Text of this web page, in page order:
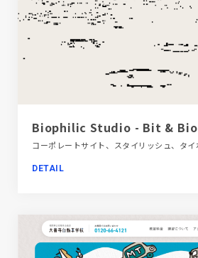
Biophilic Studio - Bit & Bio
DETAIL